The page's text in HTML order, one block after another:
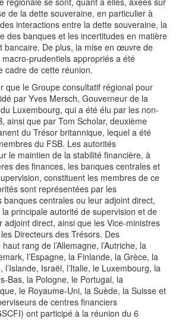
de la dette souveraine, en particulier à
interactions entre la dette souveraine, la
des banques et les incertitudes en matière
bancaire. De plus, la mise en œuvre de
macro-prudentiels appropriés a été
cadre de cette réunion.
que le Groupe consultatif régional pour
par Yves Mersch, Gouverneur de la
Luxembourg, qui a été élu par les non-
ainsi que par Tom Scholar, deuxième
du Trésor britannique, lequel a été
du FSB. Les autorités
le maintien de la stabilité financière, à
des finances, les banques centrales et
constituent les membres de ce
sont représentées par les
banques centrales ou leur adjoint direct,
principale autorité de supervision et de
adjoint direct, ainsi que les Vice-ministres
Directeurs des Trésors. Des
rang de l’Allemagne, l’Autriche, la
l’Espagne, la Finlande, la Grèce, la
l’Islande, Israël, l’Italie, le Luxembourg, la
Bas, la Pologne, le Portugal, la
le Royaume-Uni, la Suède, la Suisse et
de centres financiers
ont participé à la réunion du 6